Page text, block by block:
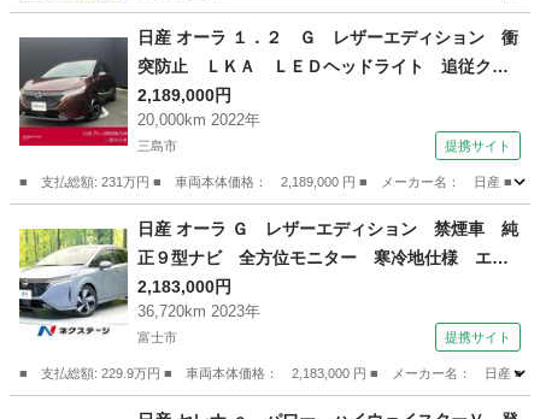
日産 オーラ １．２ Ｇ レザーエディション 衝
突防止 ＬＫＡ ＬＥＤヘッドライト 追従クル
ーズ バックカメラ ドライブレコーダー ＥＴ
Ｃ パワーウィンドウ ＡＷ キーレスエントリ
ー 盗難防止 ＡＢＳ パワステ オートエアコ
ン カーテンエアバック （検9.4）
2,189,000円
20,000km 2022年
三島市 提携サイト
■ 支払総額: 231万円 ■ 車両本体価格： 2,189,000 円 ■ メーカー名： 日産 ■
日産
日産 オーラ Ｇ レザーエディション 禁煙車 純
正９型ナビ 全方位モニター 寒冷地仕様 エマ
ージェンシーブレーキ プロパイロット ＢＳ
Ｍ ＢＯＳＥサウンド デジタルミラー ワイヤ
レス充電 ステアリングヒーター ＥＴＣ ドラ
レコ （検10.3）
2,183,000円
36,720km 2023年
富士市 提携サイト
■ 支払総額: 229.9万円 ■ 車両本体価格： 2,183,000 円 ■ メーカー名： 日産
日産